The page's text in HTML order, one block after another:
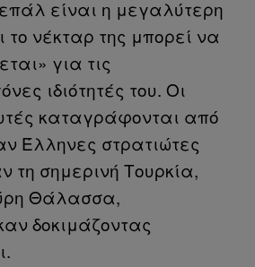
είναι η μεγαλύτερη
το νέκταρ της μπορεί να
για τις
ιδιότητές του. Οι
καταγράφονται από
Έλληνες στρατιώτες
τη σημερινή Τουρκία,
Θάλασσα,
δοκιμάζοντας